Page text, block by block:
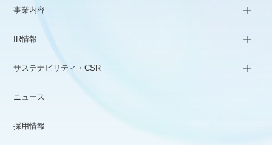
事業内容
IR情報
サステナビリティ・CSR
ニュース
採用情報